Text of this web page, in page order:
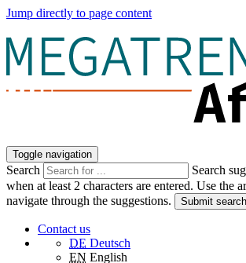
Jump directly to page content
Toggle navigation
Search
Search
when at least 2 characters are entered. Use the
navigate through the suggestions.
Submit search
Contact us
DE Deutsch
EN English